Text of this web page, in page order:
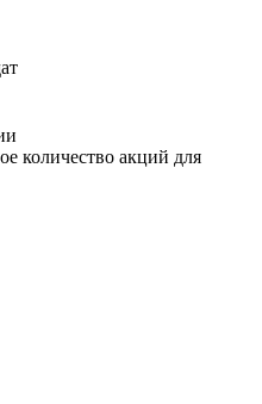
количество акций для